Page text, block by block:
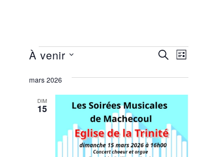
Évènements
Recherche
de
Évènements
RECHERCHE
LISTE
À venir
une
mars 2026
DIM
15